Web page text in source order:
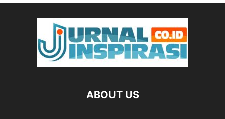
ABOUT US